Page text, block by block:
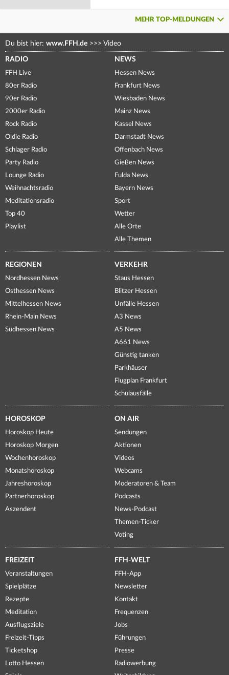
MEHR TOP-MELDUNGEN
Du bist hier: www.FFH.de >>> Video
RADIO
FFH Live
80er Radio
90er Radio
2000er Radio
Rock Radio
Oldie Radio
Schlager Radio
Party Radio
Lounge Radio
Weihnachtsradio
Meditationsradio
Top 40
Playlist
NEWS
Hessen News
Frankfurt News
Wiesbaden News
Mainz News
Kassel News
Darmstadt News
Offenbach News
Gießen News
Fulda News
Bayern News
Sport
Wetter
Alle Orte
Alle Themen
REGIONEN
Nordhessen News
Osthessen News
Mittelhessen News
Rhein-Main News
Südhessen News
VERKEHR
Staus Hessen
Blitzer Hessen
Unfälle Hessen
A3 News
A5 News
A661 News
Günstig tanken
Parkhäuser
Flugplan Frankfurt
Schulausfälle
HOROSKOP
Horoskop Heute
Horoskop Morgen
Wochenhoroskop
Monatshoroskop
Jahreshoroskop
Partnerhoroskop
Aszendent
ON AIR
Sendungen
Aktionen
Videos
Webcams
Moderatoren & Team
Podcasts
News-Podcast
Themen-Ticker
Voting
FREIZEIT
Veranstaltungen
Spielplätze
Rezepte
Meditation
Ausflugsziele
Freizeit-Tipps
Ticketshop
Lotto Hessen
FFH-WELT
FFH-App
Newsletter
Kontakt
Frequenzen
Jobs
Führungen
Presse
Radiowerbung